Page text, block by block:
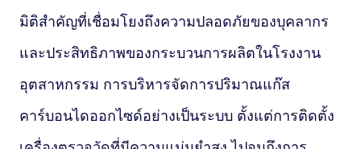
มิติสำคัญที่เชื่อมโยงถึงความปลอดภัยของบุคลากร
และประสิทธิภาพของกระบวนการผลิตในโรงงาน
อุตสาหกรรม การบริหารจัดการปริมาณแก๊ส
คาร์บอนไดออกไซด์อย่างเป็นระบบ ตั้งแต่การติดตั้ง